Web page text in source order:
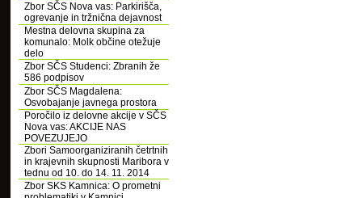
Zbor SČS Nova vas: Parkirišča,
ogrevanje in tržnična dejavnost
Mestna delovna skupina za
komunalo: Molk občine otežuje
delo
Zbor SČS Studenci: Zbranih že
586 podpisov
Zbor SČS Magdalena:
Osvobajanje javnega prostora
Poročilo iz delovne akcije v SČS
Nova vas: AKCIJE NAS
POVEZUJEJO
Zbori Samoorganiziranih četrtnih
in krajevnih skupnosti Maribora v
tednu od 10. do 14. 11. 2014
Zbor SKS Kamnica: O prometni